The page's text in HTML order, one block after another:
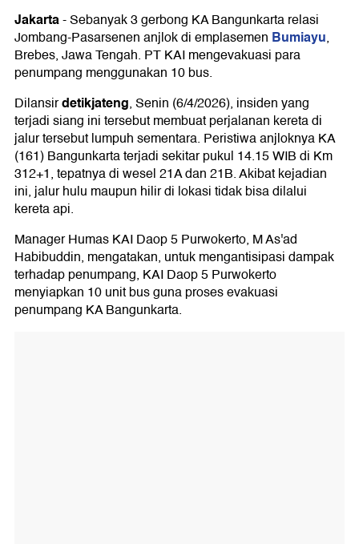
Jakarta-Sebanyak 3 gerbong KA Bangunkarta relasi
Jombang-Pasarsenen anjlok di emplasemen Bumiayu,
Brebes, Jawa Tengah. PT KAI mengevakuasi para
penumpang menggunakan 10 bus.
Dilansirdetikjateng, Senin (6/4/2026), insiden yang
terjadi siang ini tersebut membuat perjalanan kereta di
jalur tersebut lumpuh sementara. Peristiwa anjloknya KA
(161) Bangunkarta terjadi sekitar pukul 14.15 WIB di Km
312+1, tepatnya di wesel 21A dan 21B. Akibat kejadian
ini, jalur hulu maupun hilir di lokasi tidak bisa dilalui
kereta api.
Manager Humas KAI Daop 5 Purwokerto, M As'ad
Habibuddin, mengatakan, untuk mengantisipasi dampak
terhadap penumpang, KAI Daop 5 Purwokerto
menyiapkan 10 unit bus guna proses evakuasi
penumpang KA Bangunkarta.